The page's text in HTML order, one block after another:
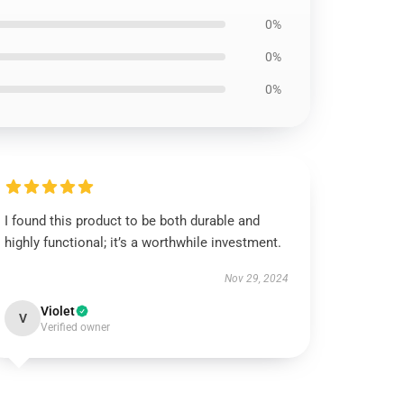
0%
0%
0%
I found this product to be both durable and
highly functional; it’s a worthwhile investment.
Nov 29, 2024
V Violet
Verified owner